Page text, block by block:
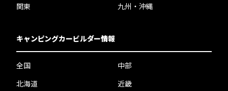
関東
九州・沖縄
キャンピングカービルダー情報
全国
北海道
中部
近畿